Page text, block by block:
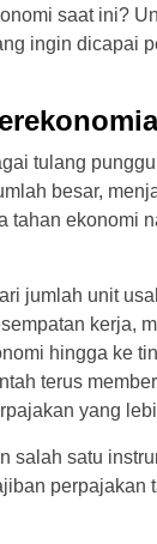
saat ini?
ingin dicapai
tulang
besar,
tahan ekonomi
jumlah unit
kerja,
hingga ke
terus
yang
salah satu
perpajakan